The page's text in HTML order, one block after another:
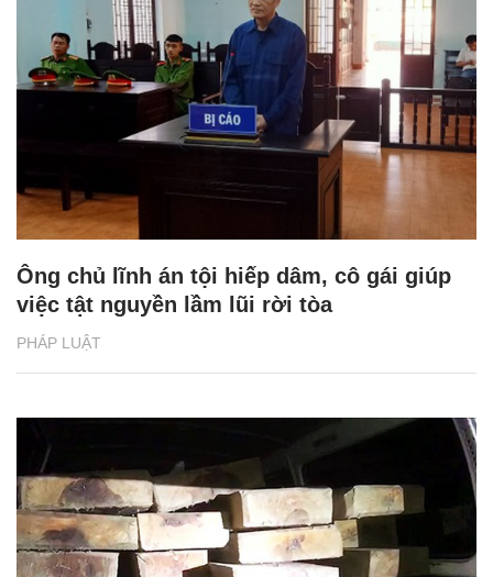
PHÁP LUẬT
Ông chủ lĩnh án tội hiếp dâm, cô gái giúp
việc tật nguyền lầm lũi rời tòa